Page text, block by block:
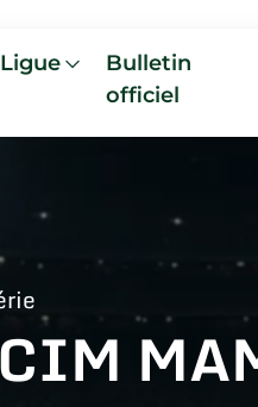
Ligue
Bulletin
officiel